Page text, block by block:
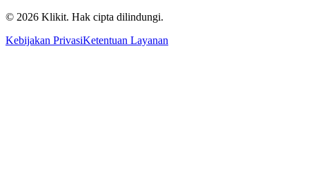
© 2026 Klikit. Hak cipta dilindungi.
Kebijakan PrivasiKetentuan Layanan